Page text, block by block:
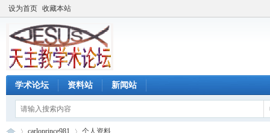
设为首页 收藏本站
学术论坛 资料站 新闻站
carloprince981 个人资料